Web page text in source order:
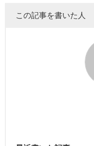
この記事を書いた人